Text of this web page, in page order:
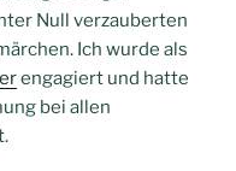
Null verzauberten
Ich wurde als
engagiert und hatte
bei allen